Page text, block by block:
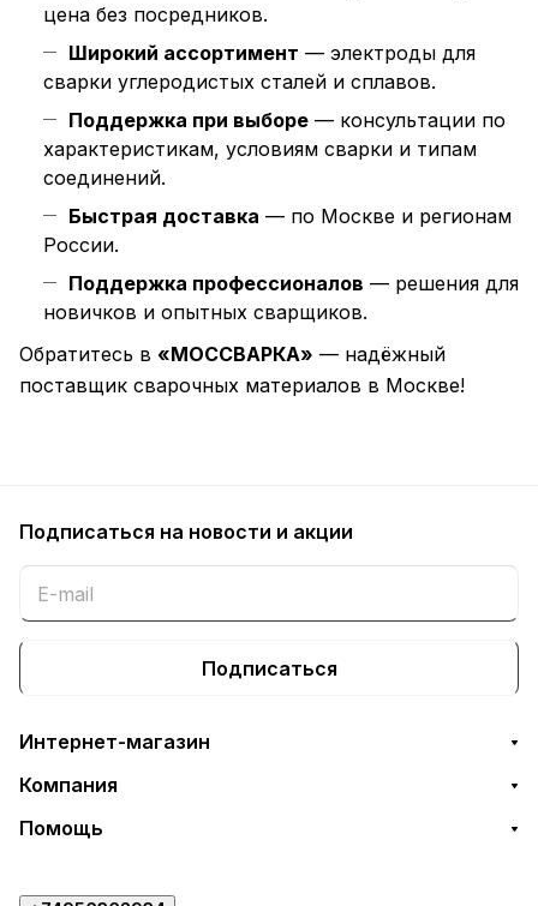
цена без посредников.
Широкий ассортимент — электроды для
сварки углеродистых сталей и сплавов.
Поддержка при выборе — консультации по
характеристикам, условиям сварки и типам
соединений.
Быстрая доставка — по Москве и регионам
России.
Поддержка профессионалов — решения для
новичков и опытных сварщиков.
Обратитесь в «МОССВАРКА» — надёжный
поставщик сварочных материалов в Москве!
Подписаться на новости и акции
Подписаться
Интернет-магазин
Компания
Помощь